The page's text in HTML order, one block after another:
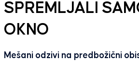
SPREMLJALI
OKNO
Mešani odzivi na predbožični